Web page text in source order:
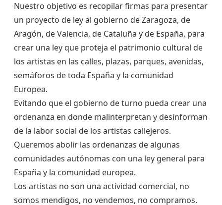
Nuestro objetivo es recopilar firmas para presentar
un proyecto de ley al gobierno de Zaragoza, de
Aragón, de Valencia, de Cataluña y de España, para
crear una ley que proteja el patrimonio cultural de
los artistas en las calles, plazas, parques, avenidas,
semáforos de toda España y la comunidad
Europea.
Evitando que el gobierno de turno pueda crear una
ordenanza en donde malinterpretan y desinforman
de la labor social de los artistas callejeros.
Queremos abolir las ordenanzas de algunas
comunidades autónomas con una ley general para
España y la comunidad europea.
Los artistas no son una actividad comercial, no
somos mendigos, no vendemos, no compramos.